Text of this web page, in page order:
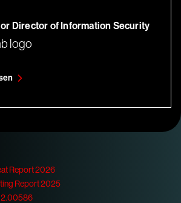
Director of Information Security
Report 2026
Report 2025